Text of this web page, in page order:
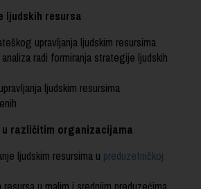
ljudskih resursa
upravljanja ljudskim resursima
radi formiranja strategije ljudskih
ljudskim resursima
različitim organizacijama
ljudskim resursima u preduzetničkoj